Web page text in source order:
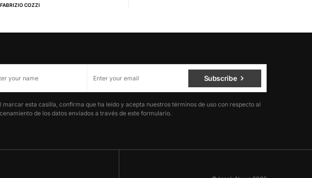
FABRIZIO COZZI
Subscribe
marcar esta casilla, confirma que ha leído y acepta nuestros términos de uso con respecto al
de los datos enviados a través de este formulario.